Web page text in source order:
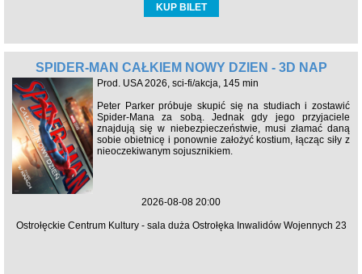
KUP BILET
SPIDER-MAN CAŁKIEM NOWY DZIEŃ - 3D NAP
Prod. USA 2026, sci-fi/akcja, 145 min
Peter Parker próbuje skupić się na studiach i zostawić
Spider-Mana za sobą. Jednak gdy jego przyjaciele
znajdują się w niebezpieczeństwie, musi złamać daną
sobie obietnicę i ponownie założyć kostium, łącząc siły z
nieoczekiwanym sojusznikiem.
2026-08-08 20:00
Ostrołęckie Centrum Kultury - sala duża Ostrołęka Inwalidów Wojennych 23